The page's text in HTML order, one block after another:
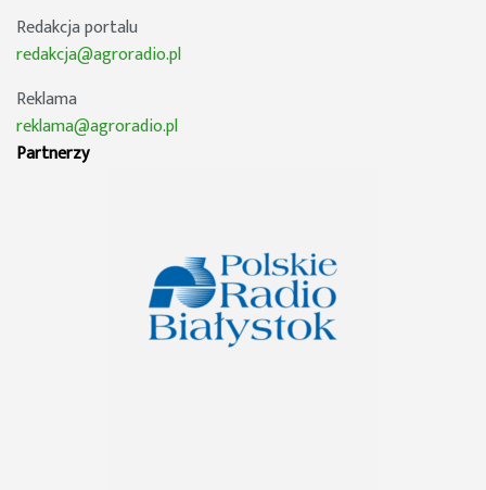
Redakcja portalu
redakcja@agroradio.pl
Reklama
reklama@agroradio.pl
Partnerzy